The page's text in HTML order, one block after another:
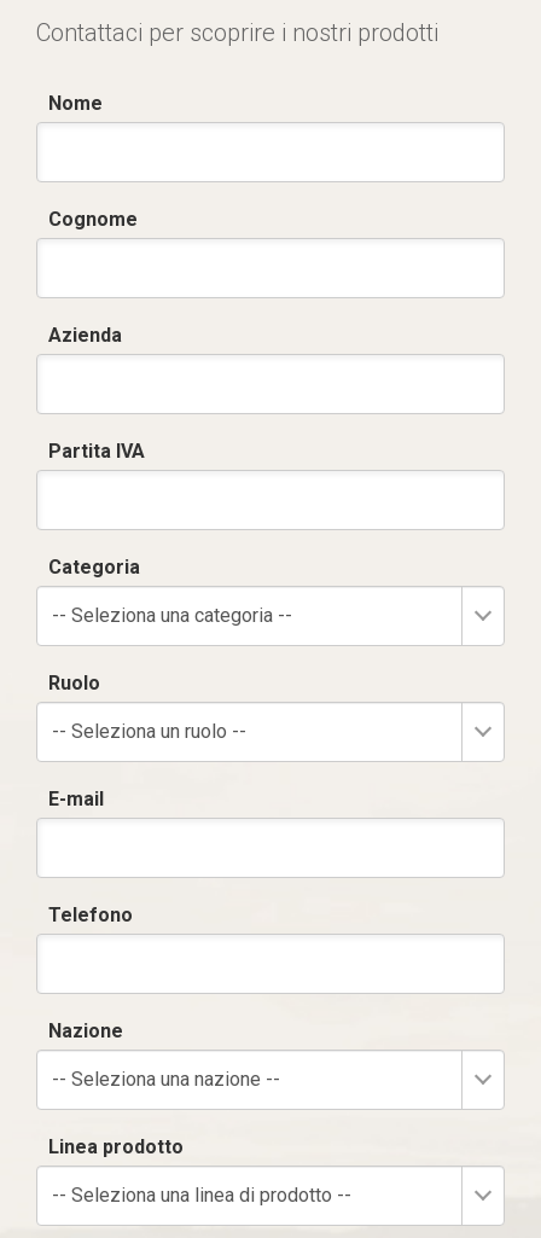
Contattaci per scoprire i nostri prodotti
Nome
Cognome
Azienda
Partita IVA
Categoria
-- Seleziona una categoria --
Ruolo
-- Seleziona un ruolo --
E-mail
Telefono
Nazione
-- Seleziona una nazione --
Linea prodotto
-- Seleziona una linea di prodotto --